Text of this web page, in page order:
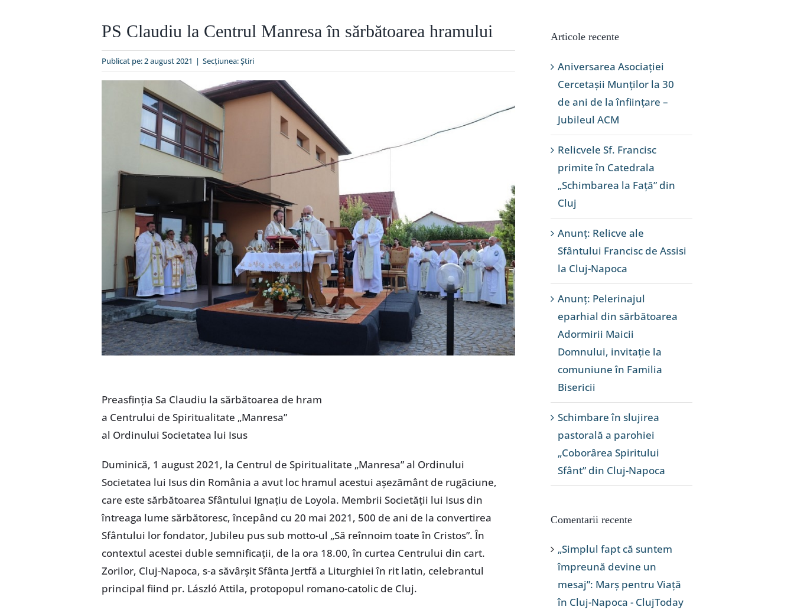
PS Claudiu la Centrul Manresa în sărbătoarea hramului
Publicat pe: 2 august 2021 | Secțiunea:Ştiri
Preasfinția Sa Claudiu la sărbătoarea de hram
a Centrului de Spiritualitate „Manresa”
al Ordinului Societatea lui Isus
Duminică, 1 august 2021, la Centrul de Spiritualitate „Manresa” al Ordinului
Societatea lui Isus din România a avut loc hramul acestui așezământ de rugăciune,
care este sărbătoarea Sfântului Ignațiu de Loyola. Membrii Societății lui Isus din
întreaga lume sărbătoresc, începând cu 20 mai 2021, 500 de ani de la convertirea
Sfântului lor fondator, Jubileu pus sub motto-ul „Să reînnoim toate în Cristos”. În
contextul acestei duble semnificații, de la ora 18.00, în curtea Centrului din cart.
Zorilor, Cluj-Napoca, s-a săvârșit Sfânta Jertfă a Liturghiei în rit latin, celebrantul
principal fiind pr. László Attila, protopopul romano-catolic de Cluj.
Articole recente
Aniversarea Asociației
Cercetașii Munților la 30
de ani de la înființare –
Jubileul ACM
Relicvele Sf. Francisc
primite în Catedrala
„Schimbarea la Față” din
Cluj
Anunț: Relicve ale
Sfântului Francisc de Assisi
la Cluj-Napoca
Anunț: Pelerinajul
eparhial din sărbătoarea
Adormirii Maicii
Domnului, invitație la
comuniune în Familia
Bisericii
Schimbare în slujirea
pastorală a parohiei
„Coborârea Spiritului
Sfânt” din Cluj-Napoca
Comentarii recente
„Simplul fapt că suntem
împreună devine un
mesaj”: Marș pentru Viață
în Cluj-Napoca - ClujToday